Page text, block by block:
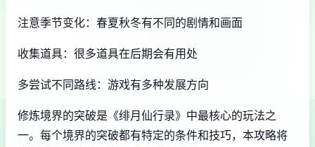
注意季节变化：春夏秋冬有不同的剧情和画面
收集道具：很多道具在后期会有用处
多尝试不同路线：游戏有多种发展方向
修炼境界的突破是《绯月仙行录》中最核心的玩法之
一。每个境界的突破都有特定的条件和技巧，本攻略将